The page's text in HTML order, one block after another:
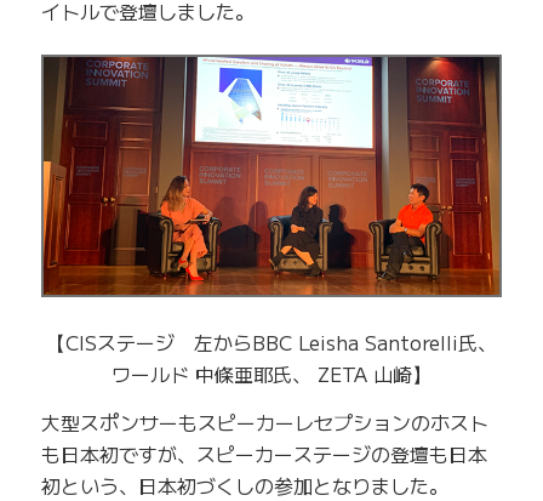
イトルで登壇しました。
【CISステージ 左からBBC Leisha Santorelli氏、
ワールド 中條亜耶氏、 ZETA 山崎】
大型スポンサーもスピーカーレセプションのホスト
も日本初ですが、スピーカーステージの登壇も日本
初という、日本初づくしの参加となりました。